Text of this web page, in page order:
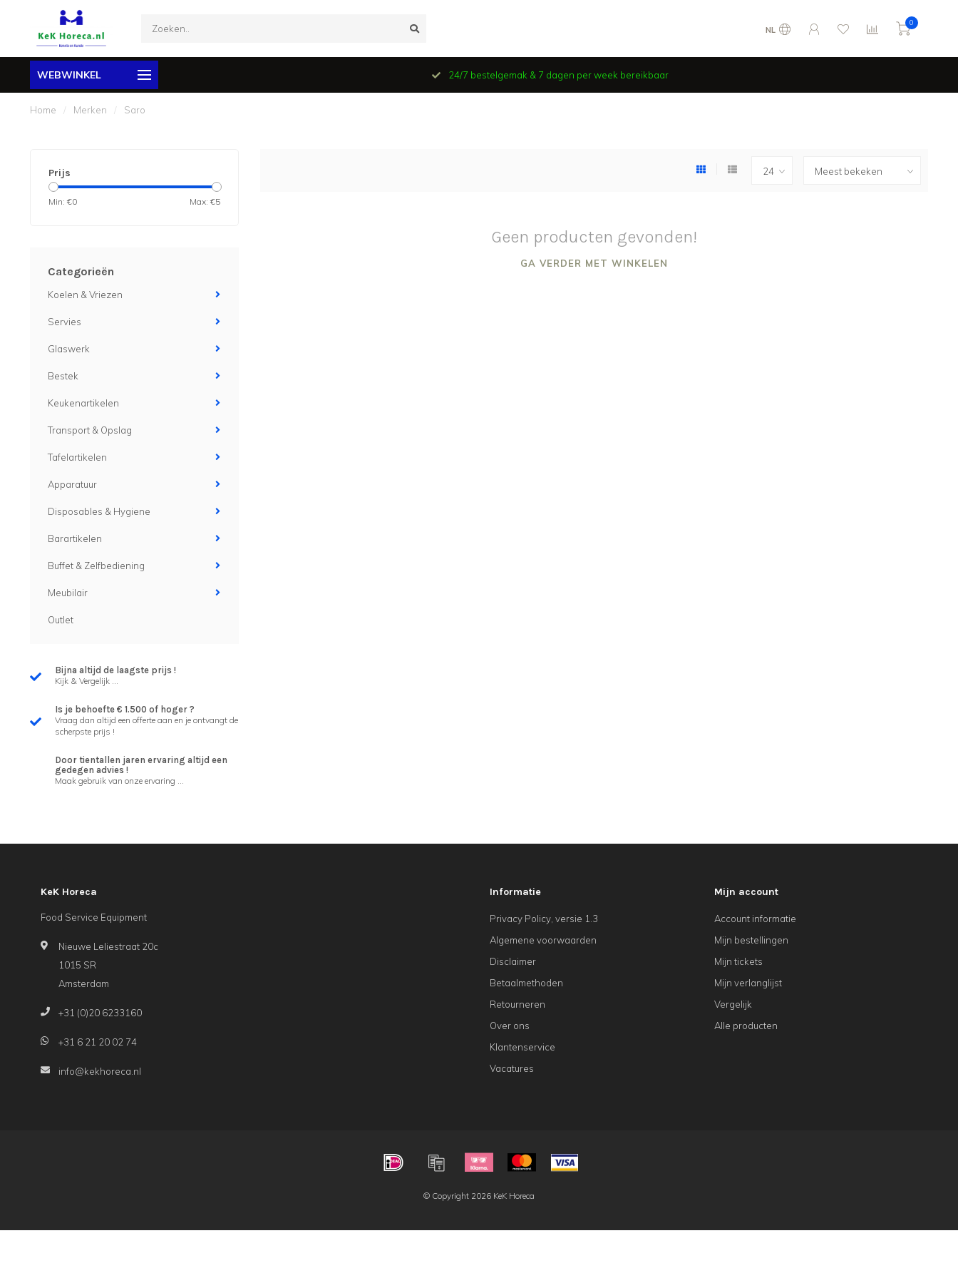
NL
0
WEBWINKEL 24/7 bestelgemak & 7 dagen per week bereikbaar
Home / Merken / Saro
Prijs
Min: €0 Max: €5
Categorieën
Koelen & Vriezen
Servies
Glaswerk
Bestek
Keukenartikelen
Transport & Opslag
Tafelartikelen
Apparatuur
Disposables & Hygiene
Barartikelen
Buffet & Zelfbediening
Meubilair
Outlet
Bijna altijd de laagste prijs !
Kijk & Vergelijk ...
Is je behoefte € 1.500 of hoger ?
Vraag dan altijd een offerte aan en je ontvangt de
scherpste prijs !
Door tientallen jaren ervaring altijd een
gedegen advies !
Maak gebruik van onze ervaring ...
Geen producten gevonden!
GA VERDER MET WINKELEN
KeK Horeca
Food Service Equipment
Nieuwe Leliestraat 20c
1015 SR
Amsterdam
+31 (0)20 6233160
+31 6 21 20 02 74
info@kekhoreca.nl
Informatie
Privacy Policy, versie 1.3
Algemene voorwaarden
Disclaimer
Betaalmethoden
Retourneren
Over ons
Klantenservice
Vacatures
Mijn account
Account informatie
Mijn bestellingen
Mijn tickets
Mijn verlanglijst
Vergelijk
Alle producten
© Copyright 2026 KeK Horeca